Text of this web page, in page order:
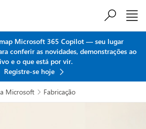
Microsoft 365 Copilot — seu lugar
conferir as novidades, demonstrações ao
e o que está por vir.
Registre-se hoje
Microsoft  Fabricação